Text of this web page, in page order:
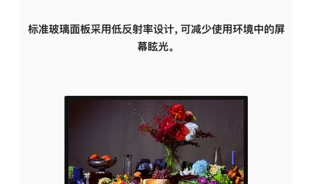
标准玻璃面板采用低反射率设计，可减少使用环境中的屏
幕眩光。